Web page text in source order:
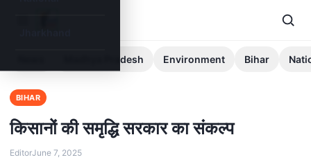
Madhya Pradesh Environment Bihar
BIHAR
किसानों की समृद्धि सरकार का संकल्प
EditorJune 7, 2025